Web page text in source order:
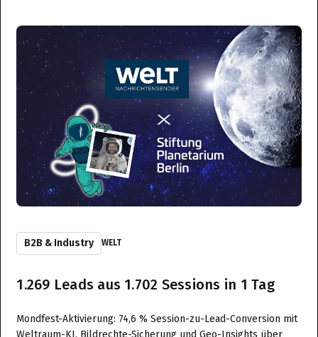
B2B & Industry WELT
1.269 Leads aus 1.702 Sessions in 1 Tag
Mondfest-Aktivierung: 74,6 % Session-zu-Lead-Conversion mit
Weltraum-KI, Bildrechte-Sicherung und Geo-Insights über